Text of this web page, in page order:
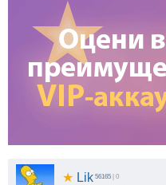
★ Lik 56165 | 0